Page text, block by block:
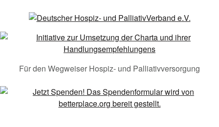
Für den Wegweiser Hospiz- und Palliativversorgung